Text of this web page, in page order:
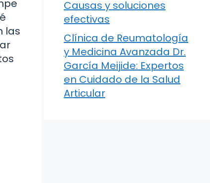
las
Causas y soluciones
efectivas
Clínica de Reumatología
y Medicina Avanzada Dr.
García Meijide: Expertos
en Cuidado de la Salud
Articular